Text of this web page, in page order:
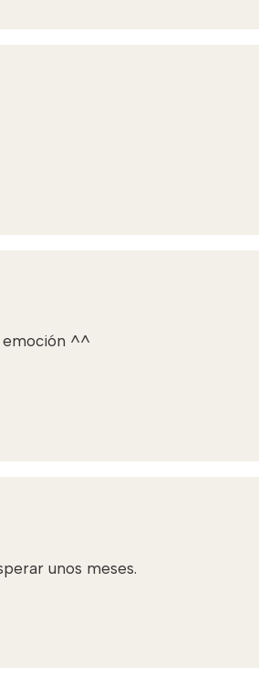
emoción ^^
unos meses.